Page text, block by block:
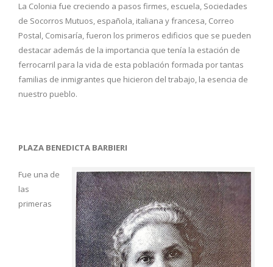
La Colonia fue creciendo a pasos firmes, escuela, Sociedades
de Socorros Mutuos, española, italiana y francesa, Correo
Postal, Comisaría, fueron los primeros edificios que se pueden
destacar además de la importancia que tenía la estación de
ferrocarril para la vida de esta población formada por tantas
familias de inmigrantes que hicieron del trabajo, la esencia de
nuestro pueblo.
PLAZA BENEDICTA BARBIERI
Fue una de
las
primeras